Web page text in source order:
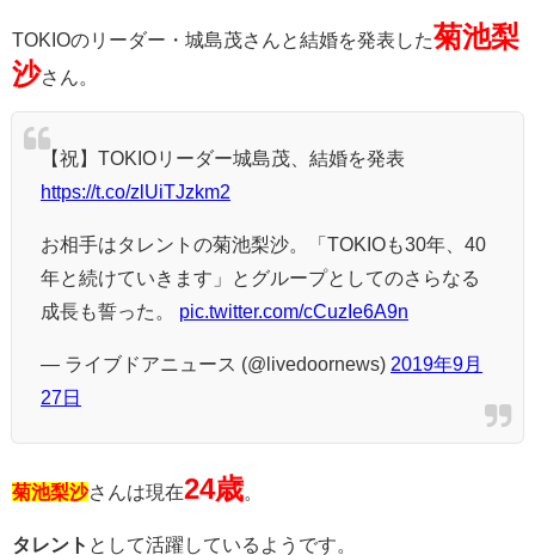
TOKIOのリーダー・城島茂さんと結婚を発表した菊池梨
沙さん。
【祝】TOKIOリーダー城島茂、結婚を発表
https://t.co/zlUiTJzkm2
お相手はタレントの菊池梨沙。「TOKIOも30年、40
年と続けていきます」とグループとしてのさらなる
成長も誓った。 pic.twitter.com/cCuzIe6A9n
— ライブドアニュース (@livedoornews) 2019年9月
27日
菊池梨沙さんは現在24歳
タレント として活躍しているようです。